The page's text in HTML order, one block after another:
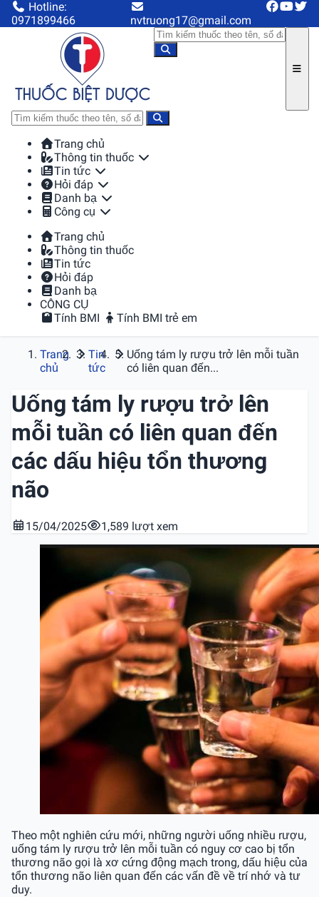
Hotline:
0971899466
nvtruong17@gmail.com
Trang chủ
Thông tin thuốc
Tin tức
Hỏi đáp
Danh bạ
Công cụ
Trang chủ
Thông tin thuốc
Tin tức
Hỏi đáp
Danh bạ
CÔNG CỤ
Tính BMI
Tính BMI trẻ em
Trang
chủ
Tin
tức
Uống tám ly rượu trở lên mỗi tuần
có liên quan đến...
Uống tám ly rượu trở lên
mỗi tuần có liên quan đến
các dấu hiệu tổn thương
não
15/04/2025 1,589 lượt xem
Theo một nghiên cứu mới, những người uống nhiều rượu,
uống tám ly rượu trở lên mỗi tuần có nguy cơ cao bị tổn
thương não gọi là xơ cứng động mạch trong, dấu hiệu của
tổn thương não liên quan đến các vấn đề về trí nhớ và tư
duy.